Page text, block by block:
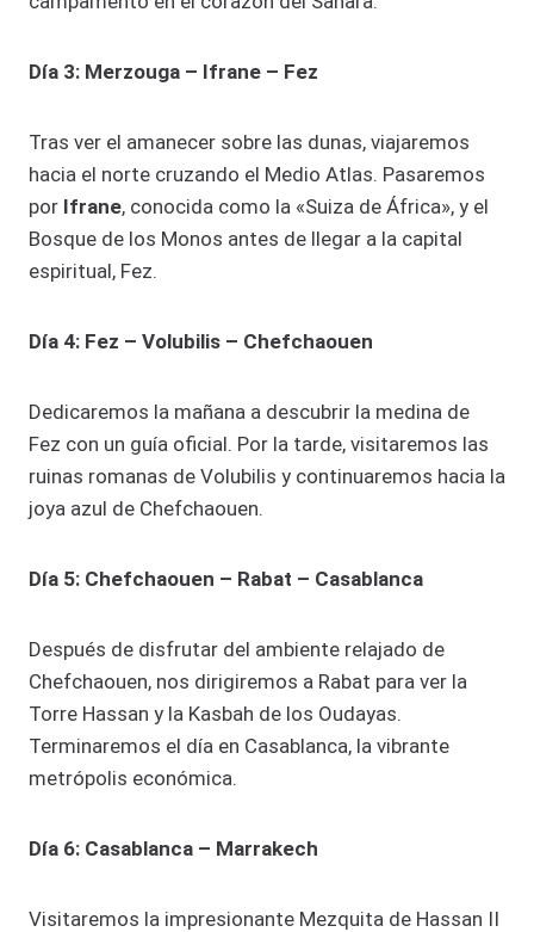
Día 3: Merzouga – Ifrane – Fez
Tras ver el amanecer sobre las dunas, viajaremos
hacia el norte cruzando el Medio Atlas. Pasaremos
por Ifrane, conocida como la «Suiza de África», y el
Bosque de los Monos antes de llegar a la capital
espiritual, Fez.
Día 4: Fez – Volubilis – Chefchaouen
Dedicaremos la mañana a descubrir la medina de
Fez con un guía oficial. Por la tarde, visitaremos las
ruinas romanas de Volubilis y continuaremos hacia la
joya azul de Chefchaouen.
Día 5: Chefchaouen – Rabat – Casablanca
Después de disfrutar del ambiente relajado de
Chefchaouen, nos dirigiremos a Rabat para ver la
Torre Hassan y la Kasbah de los Oudayas.
Terminaremos el día en Casablanca, la vibrante
metrópolis económica.
Día 6: Casablanca – Marrakech
Visitaremos la impresionante Mezquita de Hassan II